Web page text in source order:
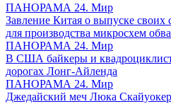
ПАНОРАМА 24. Мир
Завление Китая о выпуске
для производства микросхем
ПАНОРАМА 24. Мир
В США байкеры и
дорогах Лонг-Айленда
ПАНОРАМА 24. Мир
Джедайский меч Люка